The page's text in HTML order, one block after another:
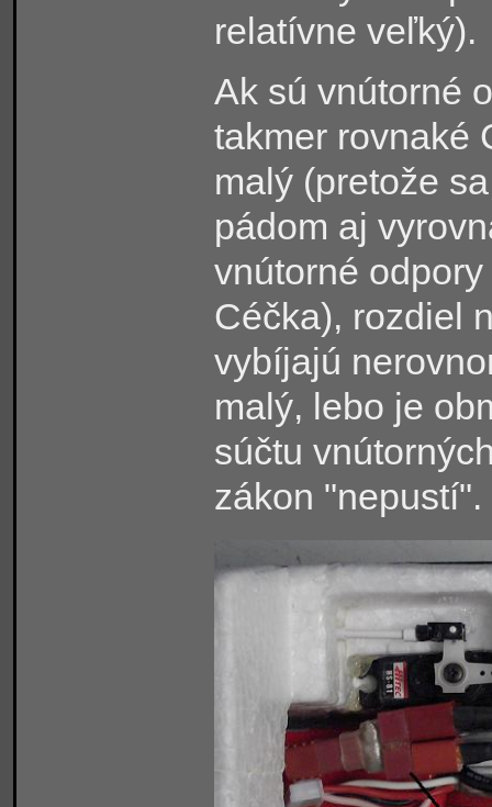
relatívne veľký).
Ak sú vnútorné
takmer rovnaké
malý (pretože
pádom aj
vnútorné
Céčka), rozdiel
vybíjajú
malý, lebo je
súčtu
zákon "nepustí".